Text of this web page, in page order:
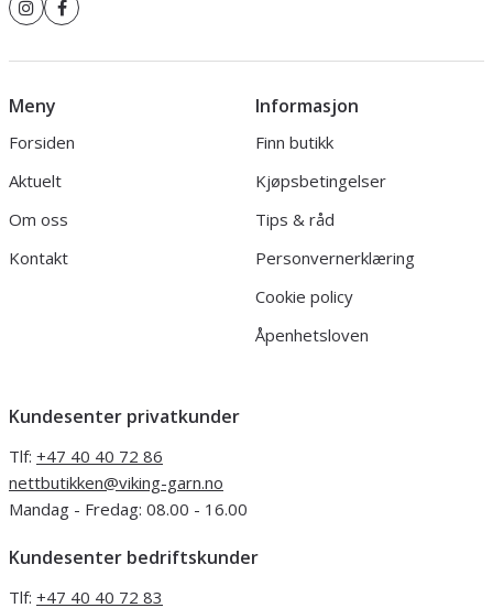
Meny
Forsiden
Aktuelt
Om oss
Kontakt
Informasjon
Finn butikk
Kjøpsbetingelser
Tips & råd
Personvernerklæring
Cookie policy
Åpenhetsloven
Kundesenter privatkunder
Tlf: +47 40 40 72 86
nettbutikken@viking-garn.no
Mandag - Fredag: 08.00 - 16.00
Kundesenter bedriftskunder
Tlf: +47 40 40 72 83